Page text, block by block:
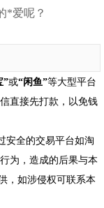
*爱呢？
”或“闲鱼”等大型平台
直接先打款，以免钱
安全的交易平台如淘
为，造成的后果与本
，如涉侵权可联系本